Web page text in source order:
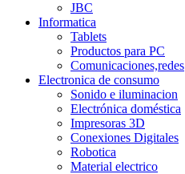
JBC
Informatica
Tablets
Productos para PC
Comunicaciones,redes
Electronica de consumo
Sonido e iluminacion
Electrónica doméstica
Impresoras 3D
Conexiones Digitales
Robotica
Material electrico